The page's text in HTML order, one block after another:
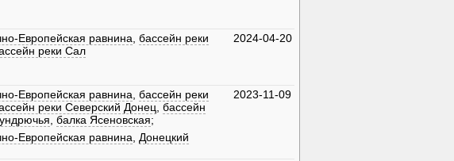
Европейская равнина бассейн реки
реки Сал
2024-04-20
Европейская равнина бассейн реки
реки Северский Донец бассейн
балка Ясеновская;
Европейская равнина
Донецкий
2023-11-09